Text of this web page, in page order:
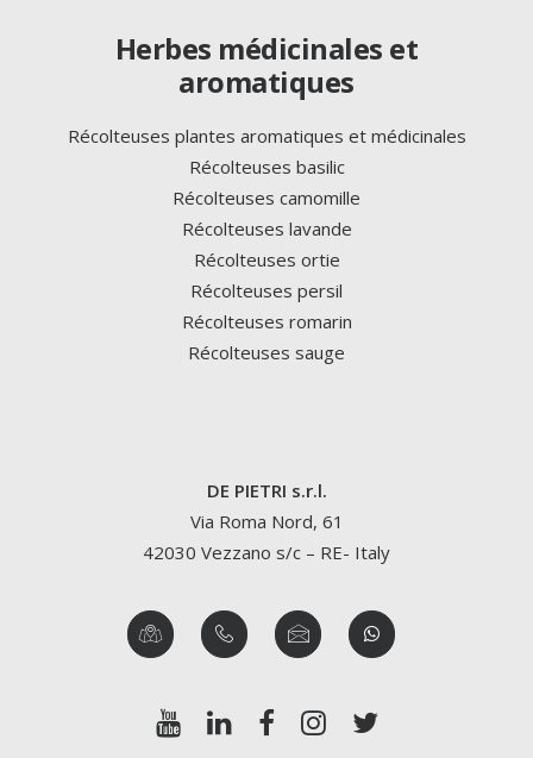
Herbes médicinales et
aromatiques
Récolteuses plantes aromatiques et médicinales
Récolteuses basilic
Récolteuses camomille
Récolteuses lavande
Récolteuses ortie
Récolteuses persil
Récolteuses romarin
Récolteuses sauge
DE PIETRI s.r.l.
Via Roma Nord, 61
42030 Vezzano s/c – RE- Italy